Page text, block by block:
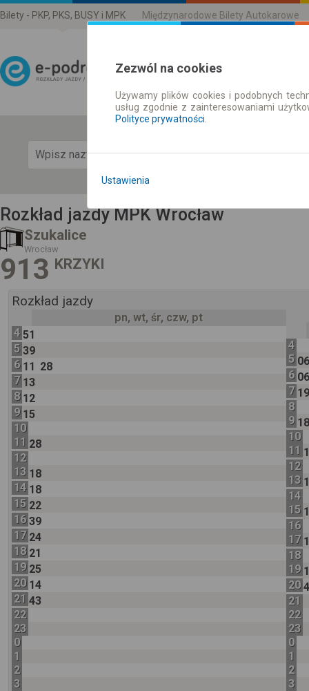
Bilety - PKP, PKS, BUSY i MPK Międzynarodowe Bilety Autokarowe
Rozkład Jazdy | Bilety
Rozkład jazdy MPK Wrocław
Szukalice
Wrocław
913 KRZYKI
Rozkład jazdy
pn, wt, śr, czw, pt
4 51
5 39
6 11 28
7 13
8 12
9 15
10
11 28
12
13 18
14 18
15 22
16 39
17 24
18 21
19 25
20 14
21 43
22
23
0
1
2
3
4
5
6
7
8
9
10
11
12
13
14
15
16
17
18
19
20
21
22
23
0
1
2
3
Zezwól na cookies
Używamy plików cookies i podobnych
usług zgodnie z zainteresowaniami
Polityce prywatności
Ustawienia